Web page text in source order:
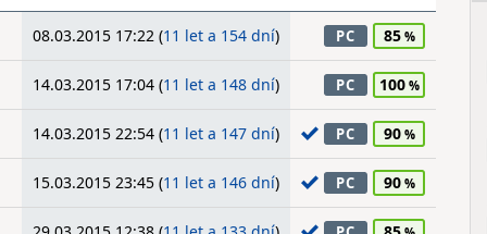
08.03.2015 17:22 (11 let a 154 dní) PC 85
14.03.2015 17:04 (11 let a 148 dní) PC 100
14.03.2015 22:54 (11 let a 147 dní) PC 90
15.03.2015 23:45 (11 let a 146 dní) PC 90